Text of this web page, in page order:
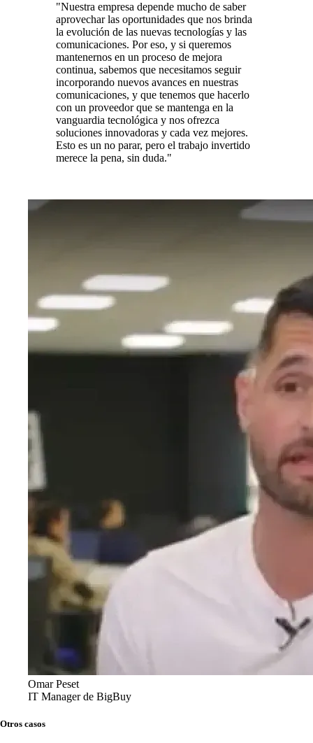
"Nuestra empresa depende mucho de saber
aprovechar las oportunidades que nos brinda
la evolución de las nuevas tecnologías y las
comunicaciones. Por eso, y si queremos
mantenernos en un proceso de mejora
continua, sabemos que necesitamos seguir
incorporando nuevos avances en nuestras
comunicaciones, y que tenemos que hacerlo
con un proveedor que se mantenga en la
vanguardia tecnológica y nos ofrezca
soluciones innovadoras y cada vez mejores.
Esto es un no parar, pero el trabajo invertido
merece la pena, sin duda."
Omar Peset
IT Manager de BigBuy
Otros casos